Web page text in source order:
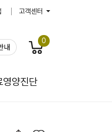
고객센터
0
영양진단